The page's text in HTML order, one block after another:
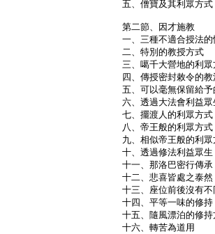
五、僧寶及其利眾方式
第二節、因才施教
一、三種不適合授法的
二、特別的教授方式
三、噶千大營地的利眾
四、傳授密封敕令的教
五、可以毫無保留給予
六、透過大法會利益眾
七、擺渡人的利眾方式
八、帝王般的利眾方式
九、相似帝王般的利眾
十、透過修法利益眾生
十一、那洛巴密行傳承
十二、悲喜皆處之泰然
十三、座位前後沒有不
十四、平等一味的修持
十五、隨風漂泊的修持
十六、轉苦為道用